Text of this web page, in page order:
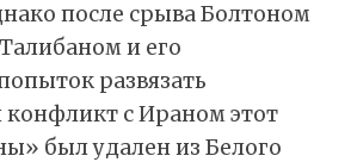
после срыва Болтоном
и его
развязать
с Ираном этот
был удален из Белого